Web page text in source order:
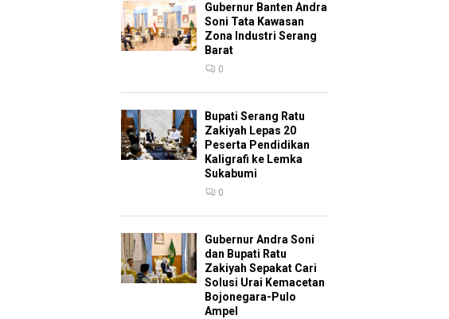
Gubernur Banten Andra
Soni Tata Kawasan
Zona Industri Serang
Barat
0
Bupati Serang Ratu
Zakiyah Lepas 20
Peserta Pendidikan
Kaligrafi ke Lemka
Sukabumi
0
Gubernur Andra Soni
dan Bupati Ratu
Zakiyah Sepakat Cari
Solusi Urai Kemacetan
Bojonegara-Pulo
Ampel